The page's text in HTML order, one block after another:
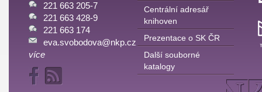
221 663 205-7
221 663 428-9
221 663 174
eva.svobodova@nkp.cz
více
Centrální adresář
knihoven
Prezentace o SK ČR
Další souborné
katalogy